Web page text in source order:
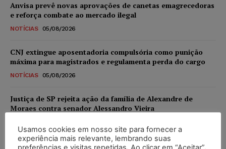
Anvisa prevê novas aprovações de canetas emagrecedoras
e reforça combate ao mercado ilegal
NOTÍCIAS 05/08/2026
CNJ extingue aposentadoria compulsória como punição
máxima para magistrados e regulamenta perda do cargo
NOTÍCIAS 05/08/2026
Justiça de SP rejeita ação da família de Alexandre de
Moraes contra senador Alessandro Vieira
Conselho Nacional de Justiça determina afastamento da
Usamos cookies em nosso site para fornecer a
experiência mais relevante, lembrando suas